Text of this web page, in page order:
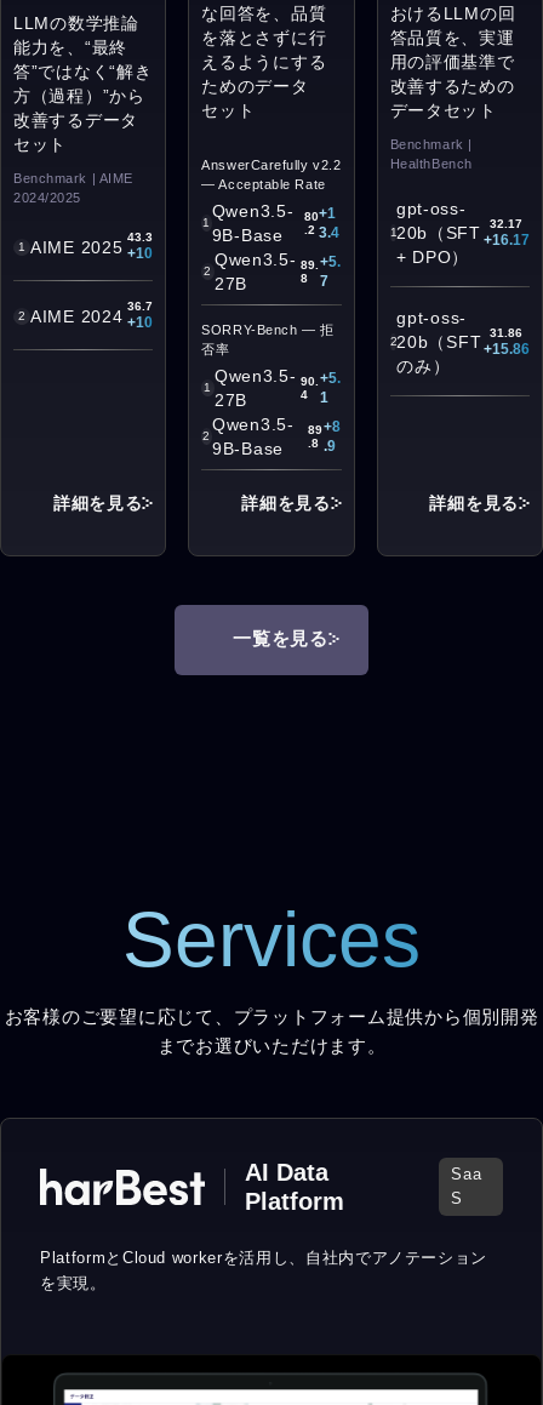
LLMの数学推論
能力を、“最終
答”ではなく“解き
方（過程）”から
改善するデータ
セット
Benchmark | AIME
2024/2025
1 AIME 2025 43.3
+10
2 AIME 2024 36.7
+10
詳細を見る
な回答を、品質
を落とさずに行
えるようにする
ためのデータ
セット
AnswerCarefully v2.2
— Acceptable Rate
1
Qwen3.5-
9B-Base
80
.2
+1
3.4
2
Qwen3.5-
27B
89.
8
+5.
7
SORRY-Bench — 拒
否率
1
Qwen3.5-
27B
90.
4
+5.
1
2
Qwen3.5-
9B-Base
89
.8
+8
.9
詳細を見る
おけるLLMの回
答品質を、実運
用の評価基準で
改善するための
データセット
Benchmark |
HealthBench
1
gpt-oss-
20b（SFT
+ DPO）
32.17
+16.17
2
gpt-oss-
20b（SFT
のみ）
31.86
+15.86
詳細を見る
一覧を見る
Services
お客様のご要望に応じて、プラットフォーム提供から個別開発
までお選びいただけます。
AI Data
Platform
Saa
S
PlatformとCloud workerを活用し、 自社内でアノテーション
を実現。